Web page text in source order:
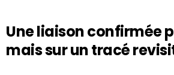
Une liaison confirmée
mais sur un tracé